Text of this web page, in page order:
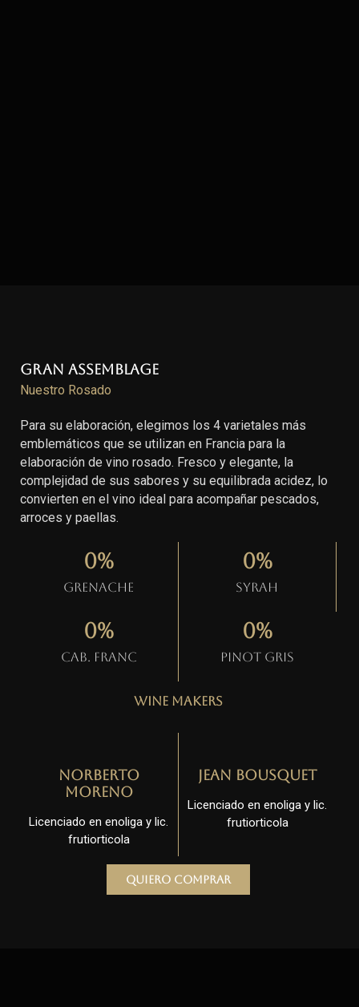
Gran Assemblage
Nuestro Rosado
Para su elaboración, elegimos los 4 varietales más
emblemáticos que se utilizan en Francia para la
elaboración de vino rosado. Fresco y elegante, la
complejidad de sus sabores y su equilibrada acidez, lo
convierten en el vino ideal para acompañar pescados,
arroces y paellas.
Grenache
0%
Syrah
0%
Cab. Franc
0%
Pinot gris
0%
Wine Makers
Norberto
Moreno
Licenciado en enoliga y lic.
frutiorticola
Jean Bousquet
Licenciado en enoliga y lic.
frutiorticola
Quiero comprar